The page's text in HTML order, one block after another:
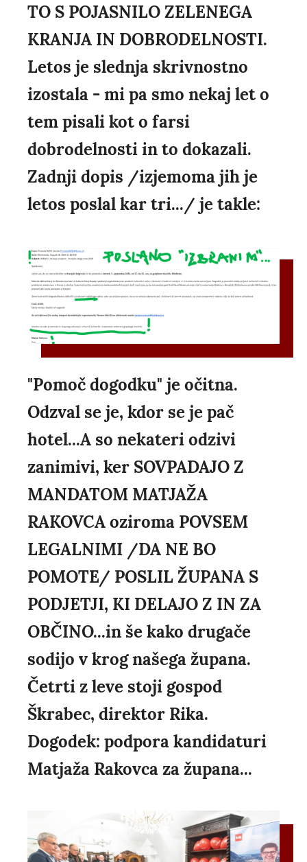
TO S POJASNILO ZELENEGA
KRANJA IN DOBRODELNOSTI.
Letos je slednja skrivnostno
izostala - mi pa smo nekaj let o
tem pisali kot o farsi
dobrodelnosti in to dokazali.
Zadnji dopis /izjemoma jih je
letos poslal kar tri.../ je takle:
"Pomoč dogodku" je očitna.
Odzval se je, kdor se je pač
hotel...A so nekateri odzivi
zanimivi, ker SOVPADAJO Z
MANDATOM MATJAŽA
RAKOVCA oziroma POVSEM
LEGALNIMI /DA NE BO
POMOTE/ POSLIL ŽUPANA S
PODJETJI, KI DELAJO Z IN ZA
OBČINO...in še kako drugače
sodijo v krog našega župana.
Četrti z leve stoji gospod
Škrabec, direktor Rika.
Dogodek: podpora kandidaturi
Matjaža Rakovca za župana...